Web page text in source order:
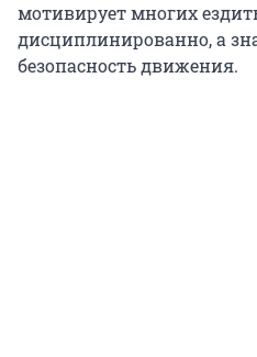
мотивирует многих
дисциплинированно, а
безопасность движения.